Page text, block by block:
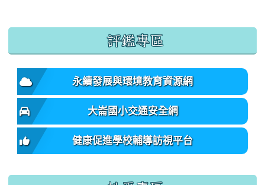
:::
評鑑專區
永續發展與環境教育資源網
大崙國小交通安全網
健康促進學校輔導訪視平台